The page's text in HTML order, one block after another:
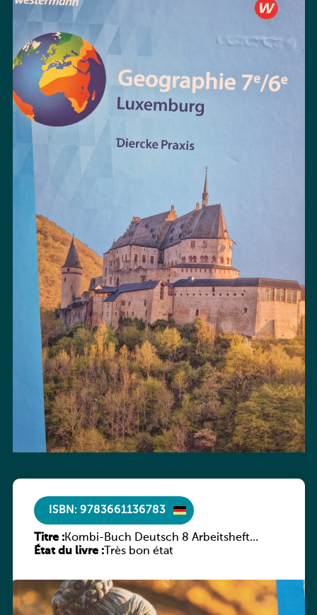
ISBN: 9783661136783
Titre :Kombi-Buch Deutsch 8 Arbeitsheft
(Neue Ausgabe Luxemburg)
État du livre :Très bon état